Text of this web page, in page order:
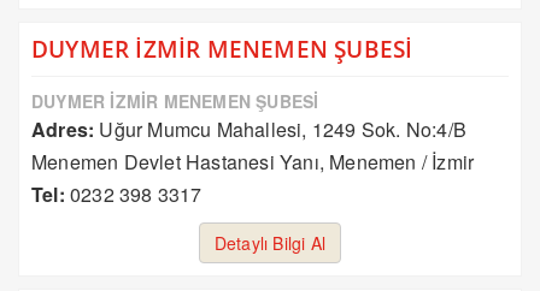
DUYMER İZMİR MENEMEN ŞUBESİ
DUYMER İZMİR MENEMEN ŞUBESİ
Adres: Uğur Mumcu Mahallesi, 1249 Sok. No:4/B
Menemen Devlet Hastanesi Yanı, Menemen / İzmir
Tel: 0232 398 3317
Detaylı Bilgi Al